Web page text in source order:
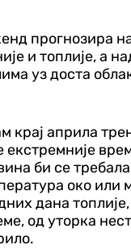
прогнозира
и топлије, а
уз доста
крај априла
екстремније
би се
око или
дана
од уторка